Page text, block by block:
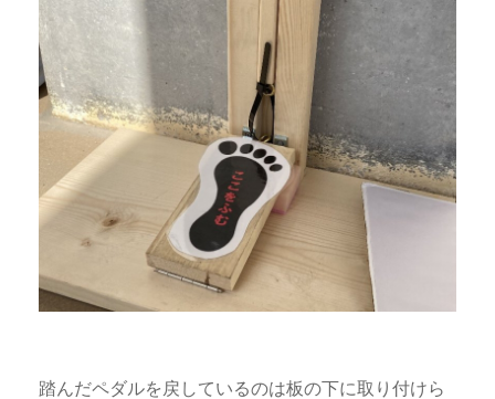
踏んだペダルを戻しているのは板の下に取り付けら